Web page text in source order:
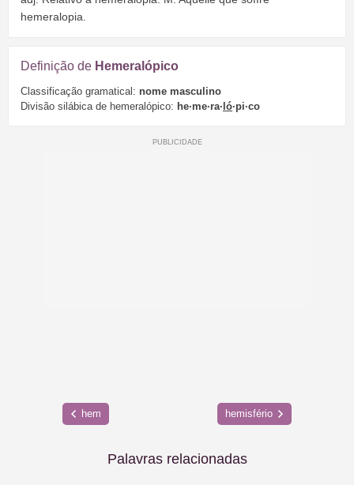
hemeralopia.
Definição de Hemeralópico
Classificação gramatical: nome masculino
Divisão silábica de hemeralópico: he·me·ra·ló·pi·co
hem hemisfério
Palavras relacionadas